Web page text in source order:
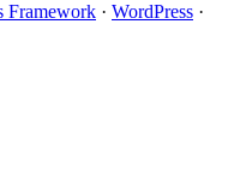
Framework · WordPress ·